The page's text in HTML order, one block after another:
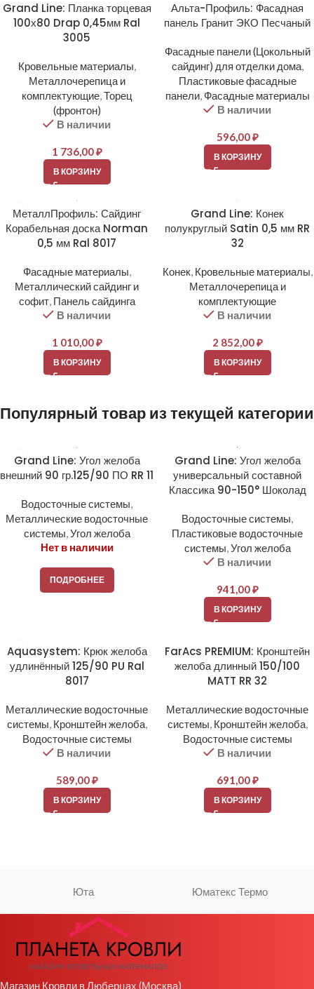
Grand Line: Планка торцевая
100х80 Drap 0,45мм Ral
3005
Кровельные материалы,
Металлочерепица и
комплектующие,Торец
(фронтон)
В наличии
1 736,00₽
В КОРЗИНУ
Альта-Профиль: Фасадная
панель Гранит ЭКО Песчаный
Фасадные панели (Цокольный
сайдинг) для отделки дома,
Пластиковые фасадные
панели, Фасадные материалы
В наличии
596,00₽
В КОРЗИНУ
МеталлПрофиль: Сайдинг
Корабельная доска Norman
0,5 мм Ral 8017
Фасадные материалы,
Металлический сайдинг и
софит, Панель сайдинга
В наличии
1 010,00₽
В КОРЗИНУ
Grand Line: Конек
полукруглый Satin 0,5 мм RR
32
Конек, Кровельные материалы,
Металлочерепица и
комплектующие
В наличии
2 852,00₽
В КОРЗИНУ
Популярный товар из текущей категории
Grand Line: Угол желоба
внешний 90 гр.125/90 ПО RR 11
Водосточные системы,
Металлические водосточные
системы,Угол желоба
Нет в наличии
ПОДРОБНЕЕ
Grand Line: Угол желоба
универсальный составной
Классика 90-150° Шоколад
Водосточные системы,
Пластиковые водосточные
системы,Угол желоба
В наличии
941,00₽
В КОРЗИНУ
Aquasystem: Крюк желоба
удлинённый 125/90 PU Ral
8017
Металлические водосточные
системы, Кронштейн желоба,
Водосточные системы
В наличии
589,00₽
В КОРЗИНУ
FarAcs PREMIUM: Кронштейн
желоба длинный 150/100
MATT RR 32
Металлические водосточные
системы, Кронштейн желоба,
Водосточные системы
В наличии
691,00₽
В КОРЗИНУ
Юта Юматекс Термо
Магазин Кровли в Люберцах (Москва)